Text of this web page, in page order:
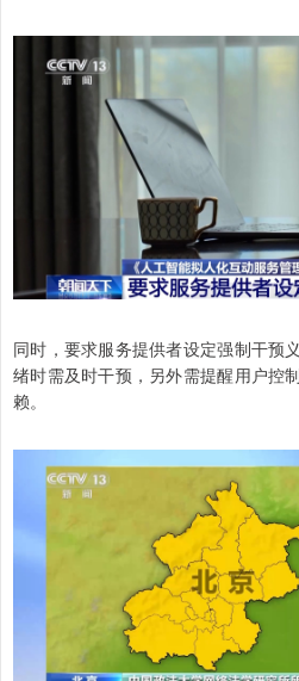
同时，要求服务提供者设定强制干预
绪时需及时干预，另外需提醒用户控
赖。